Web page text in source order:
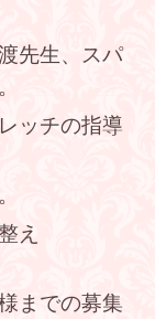
先生、スパ
ッチの指導
え
までの募集